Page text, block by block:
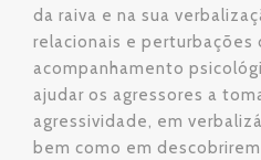
da raiva e na sua
relacionais e perturbações
acompanhamento
ajudar os agressores a
agressividade, em
bem como em